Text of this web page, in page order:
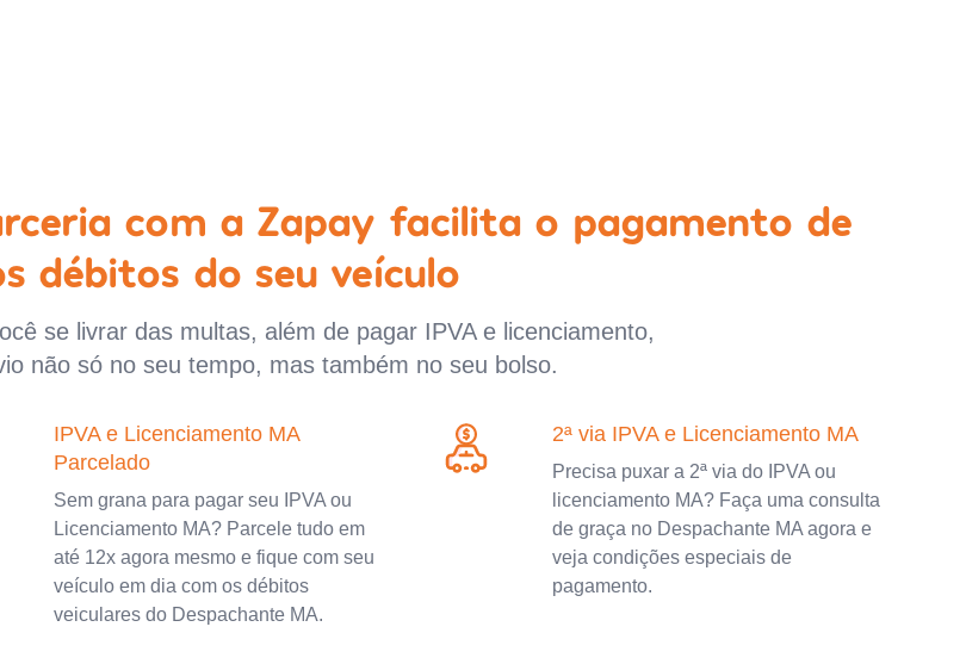
com a Zapay facilita o pagamento de
débitos do seu veículo
se livrar das multas, além de pagar IPVA e licenciamento,
não só no seu tempo, mas também no seu bolso.
IPVA e Licenciamento MA
Parcelado
Sem grana para pagar seu IPVA ou
Licenciamento MA? Parcele tudo em
até 12x agora mesmo e fique com seu
veículo em dia com os débitos
veiculares do Despachante MA.
2ª via IPVA e Licenciamento MA
Precisa puxar a 2ª via do IPVA ou
licenciamento MA? Faça uma consulta
de graça no Despachante MA agora e
veja condições especiais de
pagamento.